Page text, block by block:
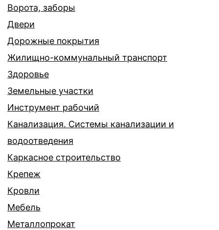
Ворота, заборы
Двери
Дорожные покрытия
Жилищно-коммунальный транспорт
Здоровье
Земельные участки
Инструмент рабочий
Канализация. Системы канализации и
водоотведения
Каркасное строительство
Крепеж
Кровли
Мебель
Металлопрокат